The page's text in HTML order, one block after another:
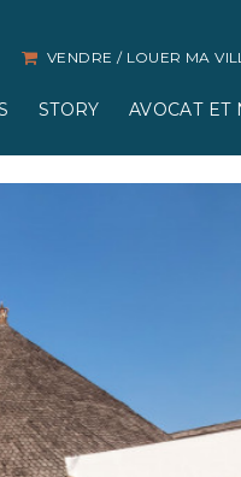
VENDRE / LOUER MA
STORY AVOCAT ET